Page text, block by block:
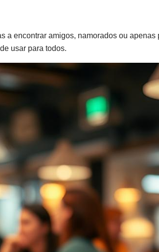
encontrar amigos, namorados ou
usar para todos.